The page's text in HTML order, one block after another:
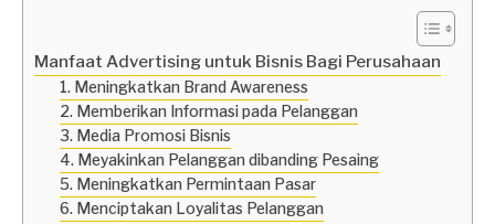
Manfaat Advertising untuk Bisnis Bagi Perusahaan
1. Meningkatkan Brand Awareness
2. Memberikan Informasi pada Pelanggan
3. Media Promosi Bisnis
4. Meyakinkan Pelanggan dibanding Pesaing
5. Meningkatkan Permintaan Pasar
6. Menciptakan Loyalitas Pelanggan